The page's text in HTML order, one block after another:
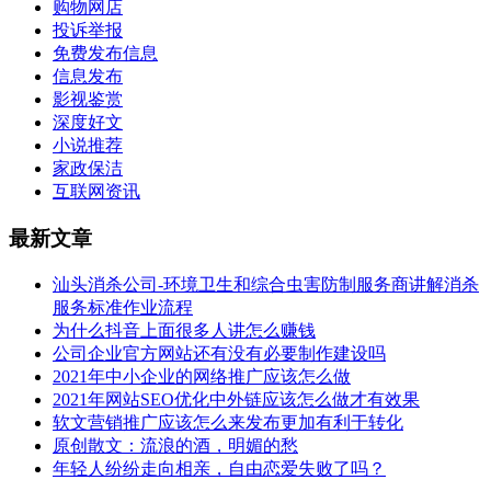
购物网店
投诉举报
免费发布信息
信息发布
影视鉴赏
深度好文
小说推荐
家政保洁
互联网资讯
最新文章
汕头消杀公司-环境卫生和综合虫害防制服务商讲解消杀
服务标准作业流程
为什么抖音上面很多人讲怎么赚钱
公司企业官方网站还有没有必要制作建设吗
2021年中小企业的网络推广应该怎么做
2021年网站SEO优化中外链应该怎么做才有效果
软文营销推广应该怎么来发布更加有利于转化
原创散文：流浪的酒，明媚的愁
年轻人纷纷走向相亲，自由恋爱失败了吗？